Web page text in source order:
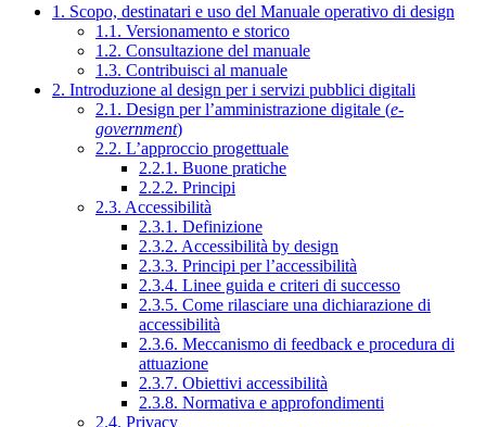
1. Scopo, destinatari e uso del Manuale operativo di design
1.1. Versionamento e storico
1.2. Consultazione del manuale
1.3. Contribuisci al manuale
2. Introduzione al design per i servizi pubblici digitali
2.1. Design per l’amministrazione digitale (e-
government)
2.2. L’approccio progettuale
2.2.1. Buone pratiche
2.2.2. Principi
2.3. Accessibilità
2.3.1. Definizione
2.3.2. Accessibilità by design
2.3.3. Principi per l’accessibilità
2.3.4. Linee guida e criteri di successo
2.3.5. Come rilasciare una dichiarazione di
accessibilità
2.3.6. Meccanismo di feedback e procedura di
attuazione
2.3.7. Obiettivi accessibilità
2.3.8. Normativa e approfondimenti
2.4. Privacy